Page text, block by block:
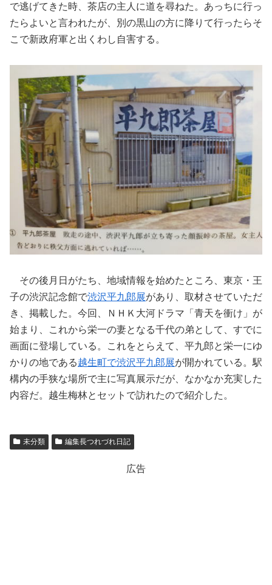
で逃げてきた時、茶店の主人に道を尋ねた。あっちに行っ
たらよいと言われたが、別の黒山の方に降りて行ったらそ
こで新政府軍と出くわし自害する。
その後月日がたち、地域情報を始めたところ、東京・王
子の渋沢記念館で渋沢平九郎展があり、取材させていただ
き、掲載した。今回、ＮＨＫ大河ドラマ「青天を衝け」が
始まり、これから栄一の妻となる千代の弟として、すでに
画面に登場している。これをとらえて、平九郎と栄一にゆ
かりの地である越生町で渋沢平九郎展が開かれている。駅
構内の手狭な場所で主に写真展示だが、なかなか充実した
内容だ。越生梅林とセットで訪れたので紹介した。
未分類 編集長つれづれ日記
広告